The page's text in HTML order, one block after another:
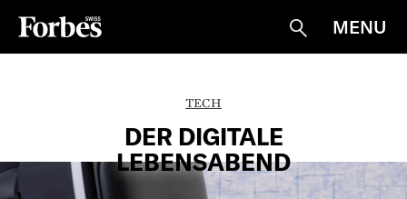
Suche
MENU
TECH
DER DIGITALE
LEBENSABEND